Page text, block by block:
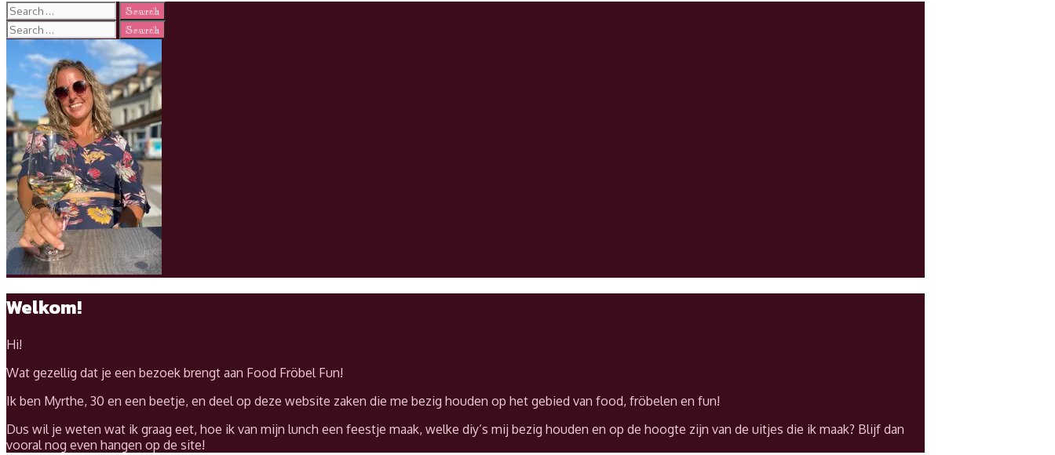
Search
for:
Search
for:
Welkom!
Hi!
Wat gezellig dat je een bezoek brengt aan Food Fröbel Fun!
Ik ben Myrthe, 30 en een beetje, en deel op deze website zaken die me bezig houden op het gebied van food, fröbelen en fun!
Dus wil je weten wat ik graag eet, hoe ik van mijn lunch een feestje maak, welke diy’s mij bezig houden en op de hoogte zijn van de uitjes die ik maak? Blijf dan
vooral nog even hangen op de site!